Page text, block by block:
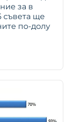
за в
съвета ще
по-долу